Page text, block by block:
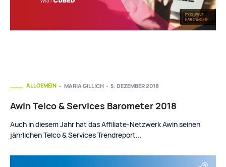
ALLGEMEIN
Awin Telco & Services Barometer 2018
MARIA GILLICH - 5. DEZEMBER 2018
Auch in diesem Jahr hat das Affiliate-Netzwerk Awin seinen
jährlichen Telco & Services Trendreport...